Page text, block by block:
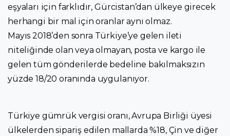
eşyaları için farklıdır, Gürcistan’dan ülkeye girecek
herhangi bir mal için oranlar aynı olmaz.
Mayıs 2018’den sonra Türkiye’ye gelen ileti
niteliğinde olan veya olmayan, posta ve kargo ile
gelen tüm gönderilerde bedeline bakılmaksızın
yüzde 18/20 oranında uygulanıyor.
Türkiye gümrük vergisi oranı, Avrupa Birliği üyesi
ülkelerden sipariş edilen mallarda %18, Çin ve diğer